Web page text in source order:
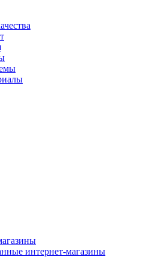
интернет-магазины